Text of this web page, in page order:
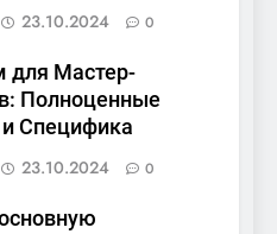
23.10.2024 0
для Мастер-
Полноценные
Специфика
23.10.2024 0